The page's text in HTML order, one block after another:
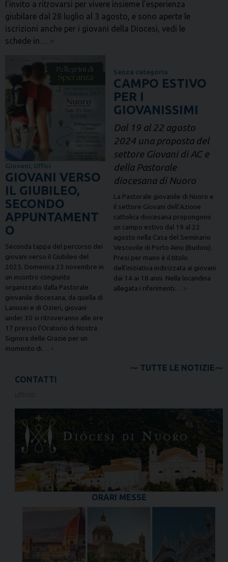
l’invito a ritrovarsi per vivere insieme l’esperienza
giubilare dal 28 luglio al 3 agosto, e sono aperte le
iscrizioni anche per i giovani della Diocesi, vedi le
schede in… >
Giovani Uffici
GIOVANI VERSO
IL GIUBILEO,
SECONDO
APPUNTAMENT
O
Seconda tappa del percorso dei
giovani verso il Giubileo del
2025. Domenica 23 novembre in
un incontro congiunto
organizzato dalla Pastorale
giovanile diocesana, da quella di
Lanusei e di Ozieri, giovani
under 30 si ritroveranno alle ore
17 presso l’Oratorio di Nostra
Signora delle Grazie per un
momento di… >
Senza categoria
CAMPO ESTIVO
PER I
GIOVANISSIMI
Dal 19 al 22 agosto
2024 una proposta del
settore Giovani di AC e
della Pastorale
diocesana di Nuoro
La Pastorale giovanile di Nuoro e
il settore Giovani dell’Azione
cattolica diocesana propongono
un campo estivo dal 19 al 22
agosto nella Casa del Seminario
Vescovile di Porto Ainu (Budoni).
Presi per mano è il titolo
dell’iniziativa indirizzata ai giovani
dai 14 ai 18 anni. Nella locandina
allegata i riferimenti… >
TUTTE LE NOTIZIE
CONTATTI
ufficio:
ORARI MESSE